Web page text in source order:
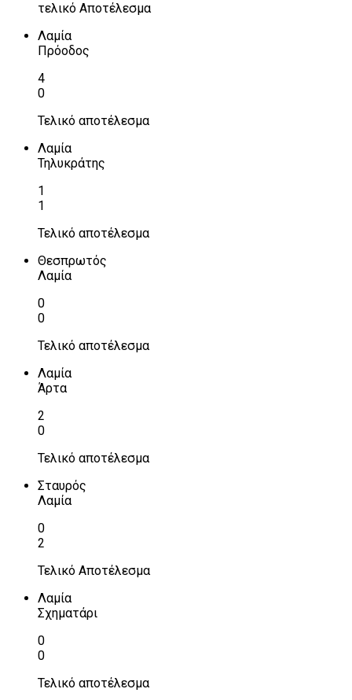
τελικό Αποτέλεσμα
Λαμία
Πρόοδος
4
0
Τελικό αποτέλεσμα
Λαμία
Τηλυκράτης
1
1
Τελικό αποτέλεσμα
Θεσπρωτός
Λαμία
0
0
Τελικό αποτέλεσμα
Λαμία
Άρτα
2
0
Τελικό αποτέλεσμα
Σταυρός
Λαμία
0
2
Τελικό Αποτέλεσμα
Λαμία
Σχηματάρι
0
0
Τελικό αποτέλεσμα